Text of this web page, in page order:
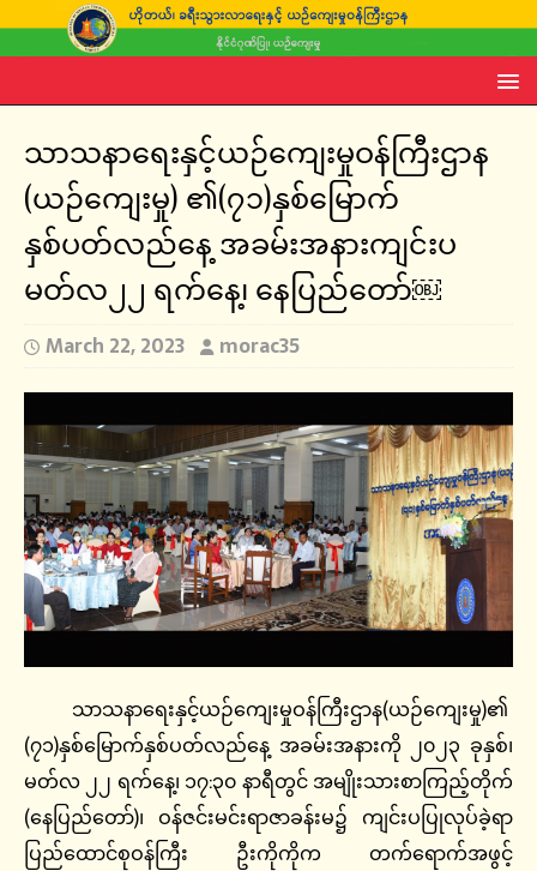
သာသနာရေးနှင့်ယဉ်ကျေးမှုဝန်ကြီးဌာန
(ယဉ်ကျေးမှု) ၏(၇၁)နှစ်မြောက်
နှစ်ပတ်လည်နေ့ အခမ်းအနားကျင်းပ
မတ်လ၂၂ ရက်နေ့၊ နေပြည်တော်￼
March 22, 2023 morac35
သာသနာရေးနှင့်ယဉ်ကျေးမှုဝန်ကြီးဌာန(ယဉ်ကျေးမှု)၏
(၇၁)နှစ်မြောက်နှစ်ပတ်လည်နေ့ အခမ်းအနားကို ၂၀၂၃ ခုနှစ်၊
မတ်လ ၂၂ ရက်နေ့၊ ၁၇:၃၀ နာရီတွင် အမျိုးသားစာကြည့်တိုက်
(နေပြည်တော်)၊ ဝန်ဇင်းမင်းရာဇာခန်းမ၌ ကျင်းပပြုလုပ်ခဲ့ရာ
ပြည်ထောင်စုဝန်ကြီး ဦးကိုကိုက တက်ရောက်အဖွင့်